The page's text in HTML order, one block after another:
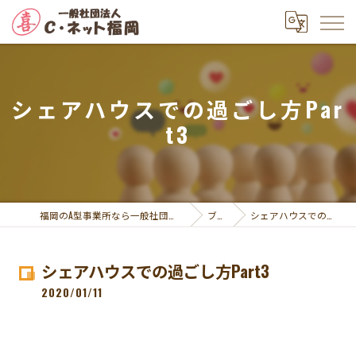
シェアハウスでの過ごし方Par
t3
ブログ シェアハウスでの過ごし方Part3
シェアハウスでの過ごし方Part3
2020/01/11